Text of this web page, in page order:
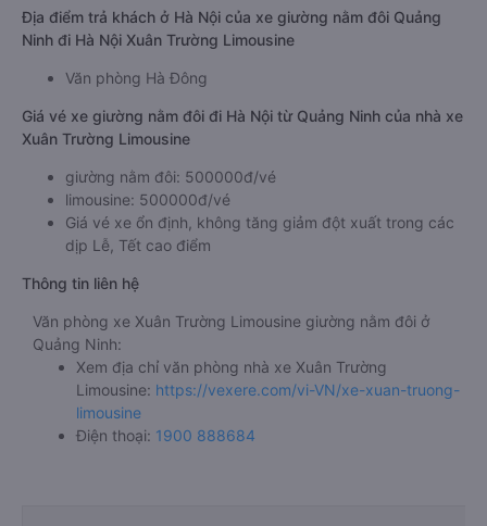
Địa điểm trả khách ở Hà Nội của xe giường nằm đôi Quảng
Ninh đi Hà Nội Xuân Trường Limousine
Văn phòng Hà Đông
Giá vé xe giường nằm đôi đi Hà Nội từ Quảng Ninh của nhà xe
Xuân Trường Limousine
giường nằm đôi: 500000đ/vé
limousine: 500000đ/vé
Giá vé xe ổn định, không tăng giảm đột xuất trong các
dịp Lễ, Tết cao điểm
Thông tin liên hệ
Văn phòng xe Xuân Trường Limousine giường nằm đôi ở
Quảng Ninh:
Xem địa chỉ văn phòng nhà xe Xuân Trường
Limousine: https://vexere.com/vi-VN/xe-xuan-truong-
limousine
Điện thoại: 1900 888684